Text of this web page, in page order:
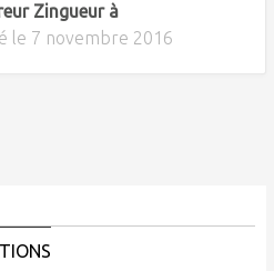
Zingueur à
le 7 novembre 2016